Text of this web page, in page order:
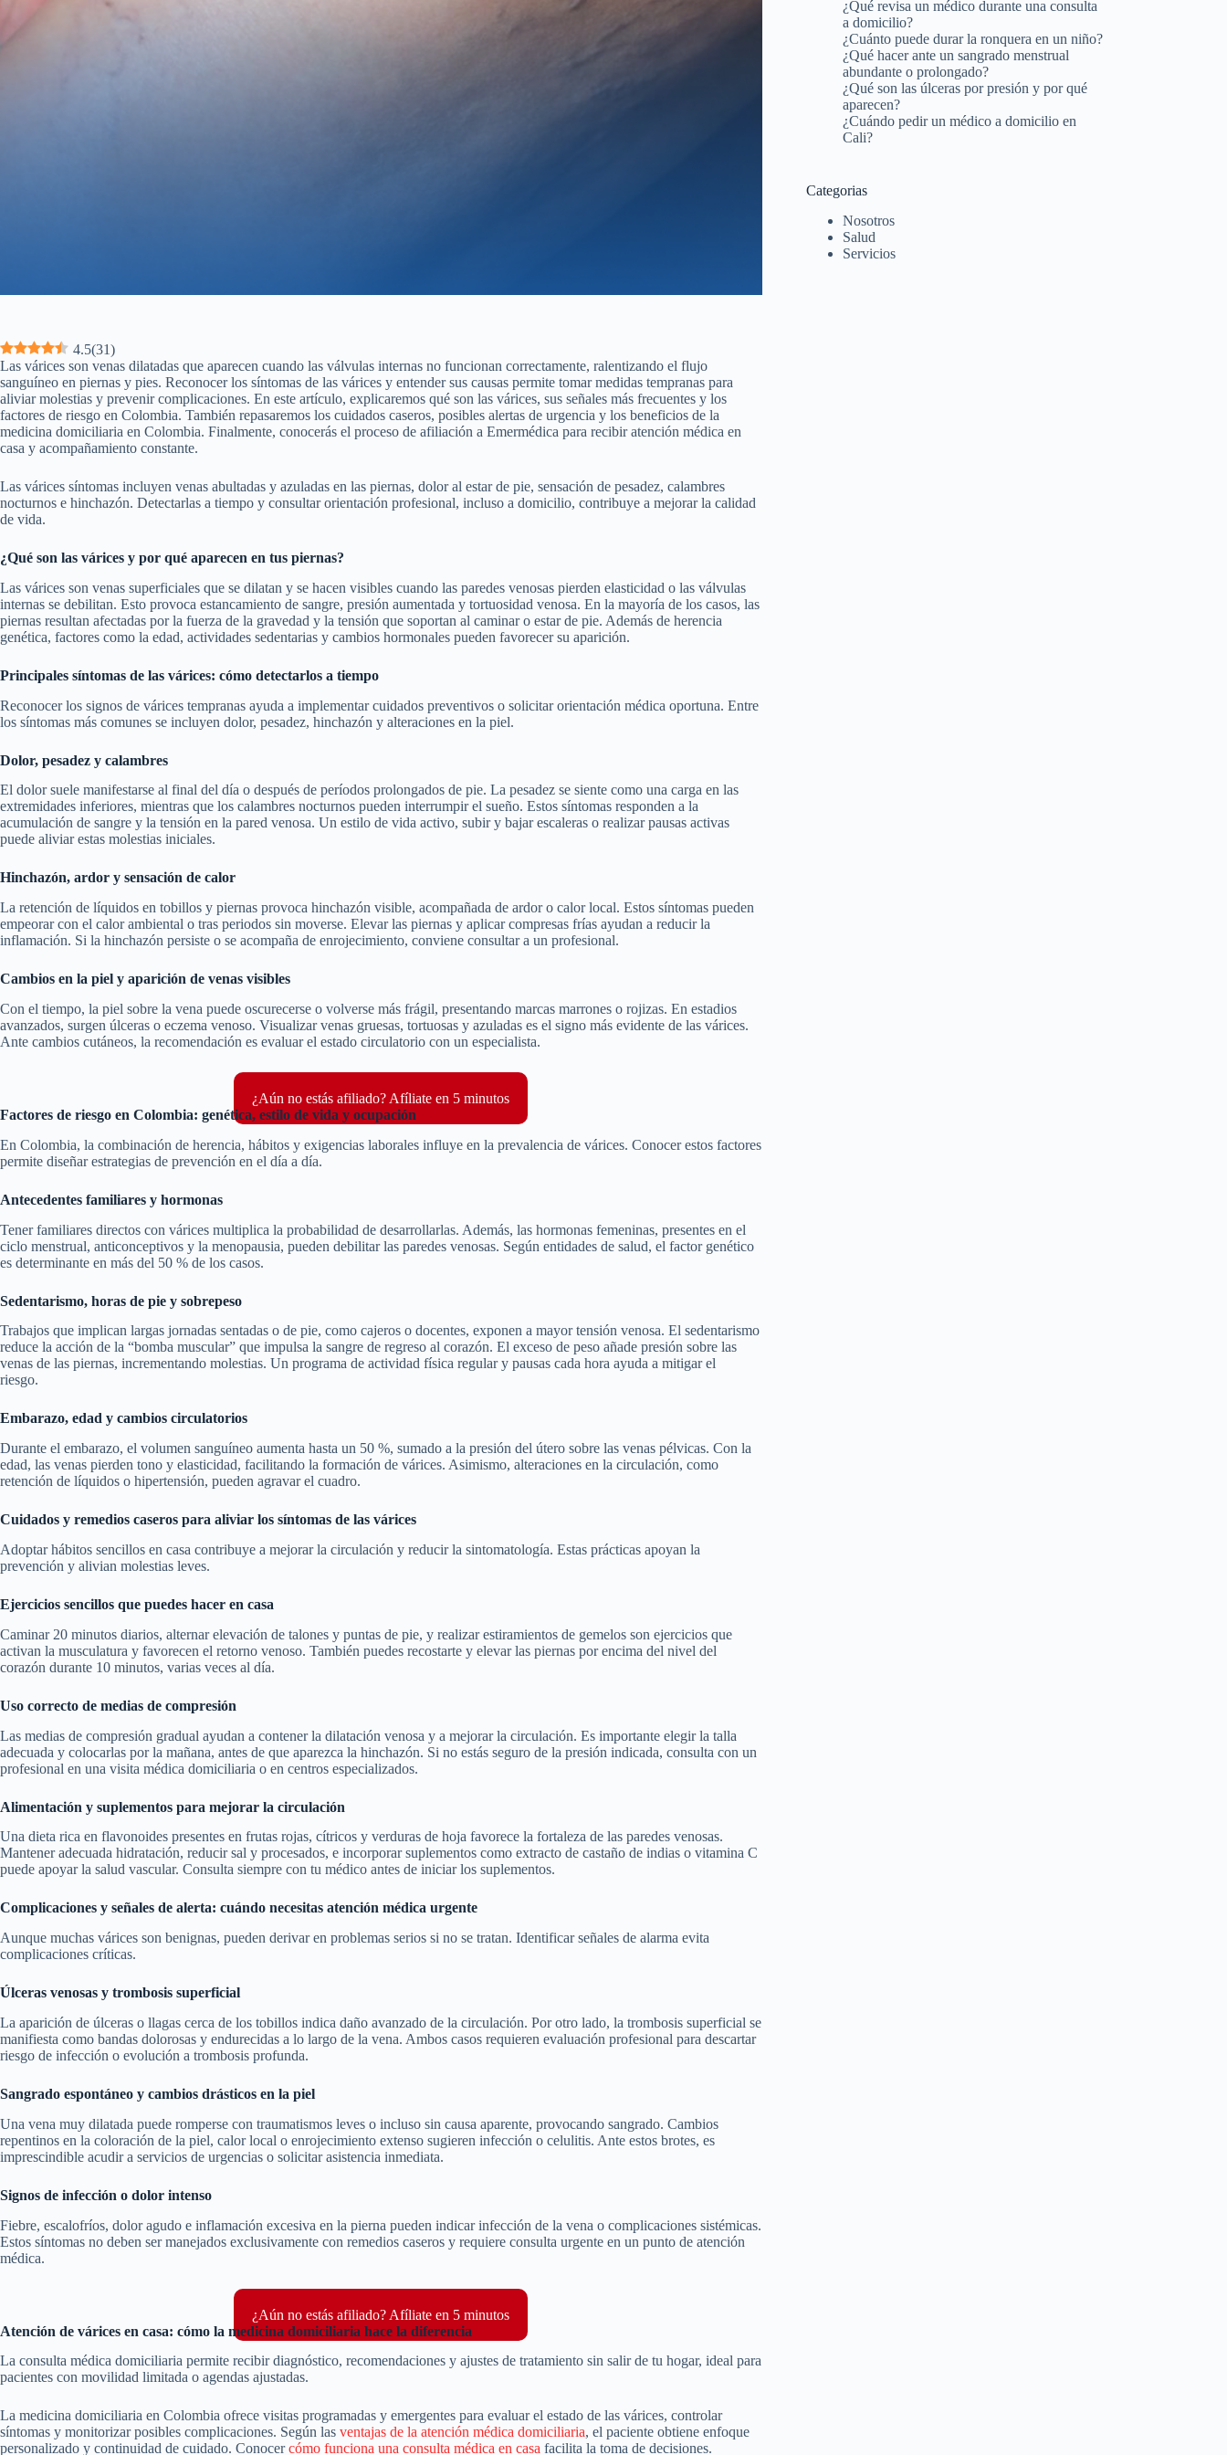
4.5(31)
Las várices son venas dilatadas que aparecen cuando las válvulas internas no funcionan correctamente, ralentizando el flujo
sanguíneo en piernas y pies. Reconocer los síntomas de las várices y entender sus causas permite tomar medidas tempranas para
aliviar molestias y prevenir complicaciones. En este artículo, explicaremos qué son las várices, sus señales más frecuentes y los
factores de riesgo en Colombia. También repasaremos los cuidados caseros, posibles alertas de urgencia y los beneficios de la
medicina domiciliaria en Colombia. Finalmente, conocerás el proceso de afiliación a Emermédica para recibir atención médica en
casa y acompañamiento constante.
Las várices síntomas incluyen venas abultadas y azuladas en las piernas, dolor al estar de pie, sensación de pesadez, calambres
nocturnos e hinchazón. Detectarlas a tiempo y consultar orientación profesional, incluso a domicilio, contribuye a mejorar la calidad
de vida.
¿Qué son las várices y por qué aparecen en tus piernas?
Las várices son venas superficiales que se dilatan y se hacen visibles cuando las paredes venosas pierden elasticidad o las válvulas
internas se debilitan. Esto provoca estancamiento de sangre, presión aumentada y tortuosidad venosa. En la mayoría de los casos, las
piernas resultan afectadas por la fuerza de la gravedad y la tensión que soportan al caminar o estar de pie. Además de herencia
genética, factores como la edad, actividades sedentarias y cambios hormonales pueden favorecer su aparición.
Principales síntomas de las várices: cómo detectarlos a tiempo
Reconocer los signos de várices tempranas ayuda a implementar cuidados preventivos o solicitar orientación médica oportuna. Entre
los síntomas más comunes se incluyen dolor, pesadez, hinchazón y alteraciones en la piel.
Dolor, pesadez y calambres
El dolor suele manifestarse al final del día o después de períodos prolongados de pie. La pesadez se siente como una carga en las
extremidades inferiores, mientras que los calambres nocturnos pueden interrumpir el sueño. Estos síntomas responden a la
acumulación de sangre y la tensión en la pared venosa. Un estilo de vida activo, subir y bajar escaleras o realizar pausas activas
puede aliviar estas molestias iniciales.
Hinchazón, ardor y sensación de calor
La retención de líquidos en tobillos y piernas provoca hinchazón visible, acompañada de ardor o calor local. Estos síntomas pueden
empeorar con el calor ambiental o tras periodos sin moverse. Elevar las piernas y aplicar compresas frías ayudan a reducir la
inflamación. Si la hinchazón persiste o se acompaña de enrojecimiento, conviene consultar a un profesional.
Cambios en la piel y aparición de venas visibles
Con el tiempo, la piel sobre la vena puede oscurecerse o volverse más frágil, presentando marcas marrones o rojizas. En estadios
avanzados, surgen úlceras o eczema venoso. Visualizar venas gruesas, tortuosas y azuladas es el signo más evidente de las várices.
Ante cambios cutáneos, la recomendación es evaluar el estado circulatorio con un especialista.
¿Aún no estás afiliado? Afíliate en 5 minutos
Factores de riesgo en Colombia: genética, estilo de vida y ocupación
En Colombia, la combinación de herencia, hábitos y exigencias laborales influye en la prevalencia de várices. Conocer estos factores
permite diseñar estrategias de prevención en el día a día.
Antecedentes familiares y hormonas
Tener familiares directos con várices multiplica la probabilidad de desarrollarlas. Además, las hormonas femeninas, presentes en el
ciclo menstrual, anticonceptivos y la menopausia, pueden debilitar las paredes venosas. Según entidades de salud, el factor genético
es determinante en más del 50 % de los casos.
Sedentarismo, horas de pie y sobrepeso
Trabajos que implican largas jornadas sentadas o de pie, como cajeros o docentes, exponen a mayor tensión venosa. El sedentarismo
reduce la acción de la “bomba muscular” que impulsa la sangre de regreso al corazón. El exceso de peso añade presión sobre las
venas de las piernas, incrementando molestias. Un programa de actividad física regular y pausas cada hora ayuda a mitigar el
riesgo.
Embarazo, edad y cambios circulatorios
Durante el embarazo, el volumen sanguíneo aumenta hasta un 50 %, sumado a la presión del útero sobre las venas pélvicas. Con la
edad, las venas pierden tono y elasticidad, facilitando la formación de várices. Asimismo, alteraciones en la circulación, como
retención de líquidos o hipertensión, pueden agravar el cuadro.
Cuidados y remedios caseros para aliviar los síntomas de las várices
Adoptar hábitos sencillos en casa contribuye a mejorar la circulación y reducir la sintomatología. Estas prácticas apoyan la
prevención y alivian molestias leves.
Ejercicios sencillos que puedes hacer en casa
Caminar 20 minutos diarios, alternar elevación de talones y puntas de pie, y realizar estiramientos de gemelos son ejercicios que
activan la musculatura y favorecen el retorno venoso. También puedes recostarte y elevar las piernas por encima del nivel del
corazón durante 10 minutos, varias veces al día.
Uso correcto de medias de compresión
Las medias de compresión gradual ayudan a contener la dilatación venosa y a mejorar la circulación. Es importante elegir la talla
adecuada y colocarlas por la mañana, antes de que aparezca la hinchazón. Si no estás seguro de la presión indicada, consulta con un
profesional en una visita médica domiciliaria o en centros especializados.
Alimentación y suplementos para mejorar la circulación
Una dieta rica en flavonoides presentes en frutas rojas, cítricos y verduras de hoja favorece la fortaleza de las paredes venosas.
Mantener adecuada hidratación, reducir sal y procesados, e incorporar suplementos como extracto de castaño de indias o vitamina C
puede apoyar la salud vascular. Consulta siempre con tu médico antes de iniciar los suplementos.
Complicaciones y señales de alerta: cuándo necesitas atención médica urgente
Aunque muchas várices son benignas, pueden derivar en problemas serios si no se tratan. Identificar señales de alarma evita
complicaciones críticas.
Úlceras venosas y trombosis superficial
La aparición de úlceras o llagas cerca de los tobillos indica daño avanzado de la circulación. Por otro lado, la trombosis superficial se
manifiesta como bandas dolorosas y endurecidas a lo largo de la vena. Ambos casos requieren evaluación profesional para descartar
riesgo de infección o evolución a trombosis profunda.
Sangrado espontáneo y cambios drásticos en la piel
Una vena muy dilatada puede romperse con traumatismos leves o incluso sin causa aparente, provocando sangrado. Cambios
repentinos en la coloración de la piel, calor local o enrojecimiento extenso sugieren infección o celulitis. Ante estos brotes, es
imprescindible acudir a servicios de urgencias o solicitar asistencia inmediata.
Signos de infección o dolor intenso
Fiebre, escalofríos, dolor agudo e inflamación excesiva en la pierna pueden indicar infección de la vena o complicaciones sistémicas.
Estos síntomas no deben ser manejados exclusivamente con remedios caseros y requiere consulta urgente en un punto de atención
médica.
¿Aún no estás afiliado? Afíliate en 5 minutos
Atención de várices en casa: cómo la medicina domiciliaria hace la diferencia
La consulta médica domiciliaria permite recibir diagnóstico, recomendaciones y ajustes de tratamiento sin salir de tu hogar, ideal para
pacientes con movilidad limitada o agendas ajustadas.
La medicina domiciliaria en Colombia ofrece visitas programadas y emergentes para evaluar el estado de las várices, controlar
síntomas y monitorizar posibles complicaciones. Según las ventajas de la atención médica domiciliaria, el paciente obtiene enfoque
personalizado y continuidad de cuidado. Conocercómo funciona una consulta médica en casa facilita la toma de decisiones.
¿Qué revisa un médico durante una consulta
a domicilio?
¿Cuánto puede durar la ronquera en un niño?
¿Qué hacer ante un sangrado menstrual
abundante o prolongado?
¿Qué son las úlceras por presión y por qué
aparecen?
¿Cuándo pedir un médico a domicilio en
Cali?
Categorias
Nosotros
Salud
Servicios